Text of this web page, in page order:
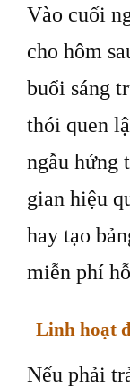
Vào cuối
cho hôm
buổi sáng
thói quen
ngẫu hứng
gian hiệu
hay tạo
miễn phí
Linh hoạt
Nếu phải